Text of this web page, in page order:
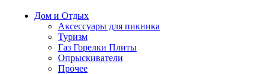
Дом и Отдых
Аксессуары для пикника
Туризм
Газ Горелки Плиты
Опрыскиватели
Прочее